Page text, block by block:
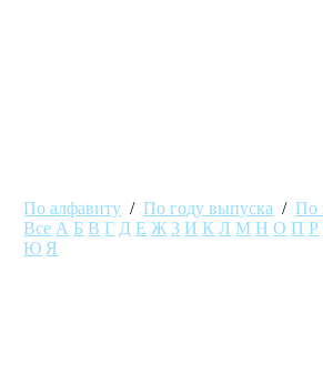
По алфавиту /По году выпуска /По
Все А Б В Г Д Е Ж З И К Л М Н О П Р
Ю Я